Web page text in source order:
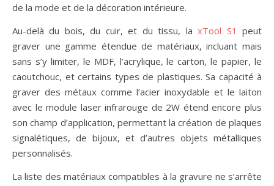
de la mode et de la décoration intérieure.
Au-delà du bois, du cuir, et du tissu, laxTool S1 peut
graver une gamme étendue de matériaux, incluant mais
sans s’y limiter, le MDF, l’acrylique, le carton, le papier, le
caoutchouc, et certains types de plastiques. Sa capacité à
graver des métaux comme l’acier inoxydable et le laiton
avec le module laser infrarouge de 2W étend encore plus
son champ d’application, permettant la création de plaques
signalétiques, de bijoux, et d’autres objets métalliques
personnalisés.
La liste des matériaux compatibles à la gravure ne s’arrête